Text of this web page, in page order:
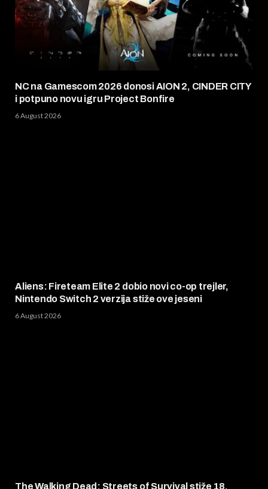
NC na Gamescom 2026 donosi AION 2, CINDER CITY
i potpuno novu igru Project Bonfire
6 August 2026
Aliens: Fireteam Elite 2 dobio novi co-op trejler,
Nintendo Switch 2 verzija stiže ove jeseni
6 August 2026
The Walking Dead: Streets of Survival stiže 18.